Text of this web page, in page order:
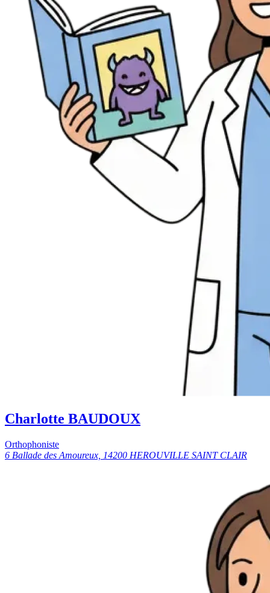
Charlotte BAUDOUX
Orthophoniste
6 Ballade des Amoureux, 14200 HEROUVILLE SAINT CLAIR